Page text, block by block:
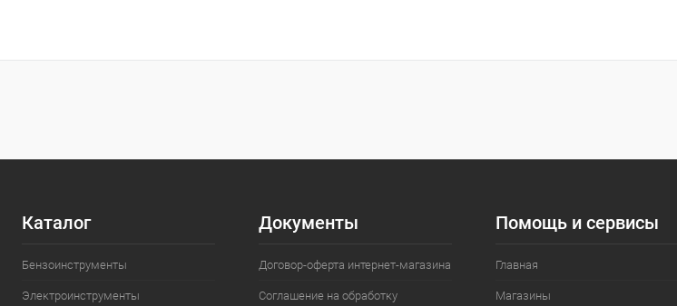
Каталог
Бензоинструменты
Электроинструменты
Документы
Договор-оферта интернет-магазина
Соглашение на обработку
Помощь и сервисы
Главная
Магазины